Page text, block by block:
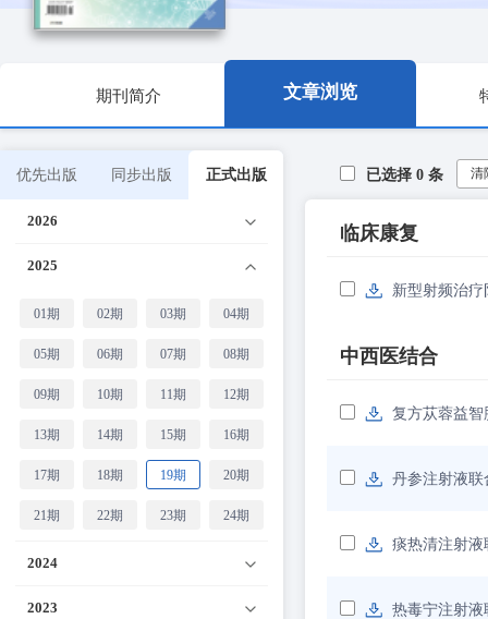
期刊简介 文章浏览
优先出版 同步出版 正式出版
2026
2025
01期 02期 03期 04期
05期 06期 07期 08期
09期 10期 11期 12期
13期 14期 15期 16期
17期 18期 19期 20期
21期 22期 23期 24期
2024
2023
已选择 0 条 清
临床康复
新型射频治
中西医结合
复方苁蓉益
丹参注射液
痰热清注射
热毒宁注射